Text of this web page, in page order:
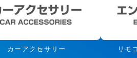
カーアクセサリー
リモ